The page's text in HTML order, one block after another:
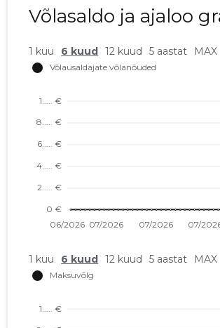
Võlasaldo ja ajaloo
1 kuu 6 kuud 12 kuud 5 aastat MAX
1 kuu 6 kuud 12 kuud 5 aastat MAX